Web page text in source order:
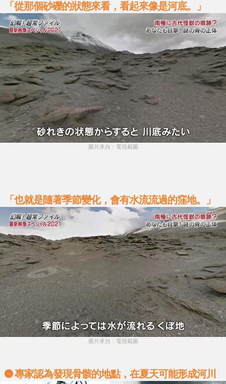
「從那個砂礫的狀態來看，看起來像是河底。」
圖片來自：電視截圖
「也就是隨著季節變化，會有水流流過的窪地。」
圖片來自：電視截圖
專家認為發現骨骸的地點，在夏天可能形成河川